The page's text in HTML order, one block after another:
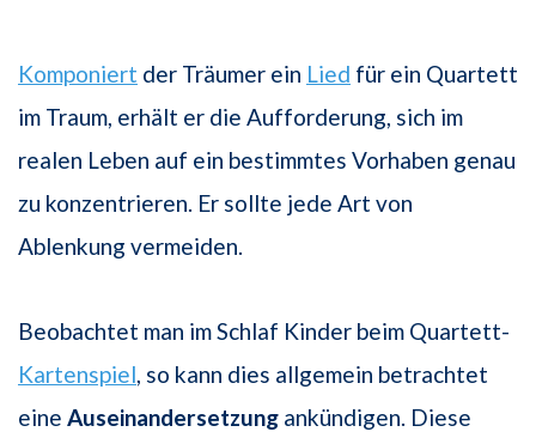
Komponiert der Träumer ein Lied für ein Quartett
im Traum, erhält er die Aufforderung, sich im
realen Leben auf ein bestimmtes Vorhaben genau
zu konzentrieren. Er sollte jede Art von
Ablenkung vermeiden.
Beobachtet man im Schlaf Kinder beim Quartett-
Kartenspiel , so kann dies allgemein betrachtet
eine Auseinandersetzung ankündigen. Diese